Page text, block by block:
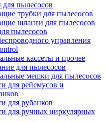
пылесосов
трубки для пылесосов
шланги для пылесосов
пылесосов
управления
кассеты и прочее
для пылесосов
мешки для пылесосов
для рейсмусов и
для рубанков
для ручных циркулярных